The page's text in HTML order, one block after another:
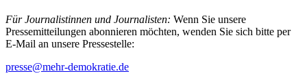
Für Journalistinnen und Journalisten: Wenn Sie unsere
Pressemitteilungen abonnieren möchten, wenden Sie sich bitte per
E-Mail an unsere Pressestelle:
presse@mehr-demokratie.de